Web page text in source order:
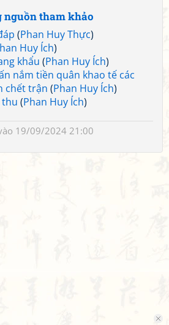
nguồn tham khảo
(Phan Huy Thực)
Huy Ích)
khẩu (Phan Huy Ích)
nắm tiền quân khao tế các
chết trận (Phan Huy Ích)
thu (Phan Huy Ích)
19/09/2024 21:00